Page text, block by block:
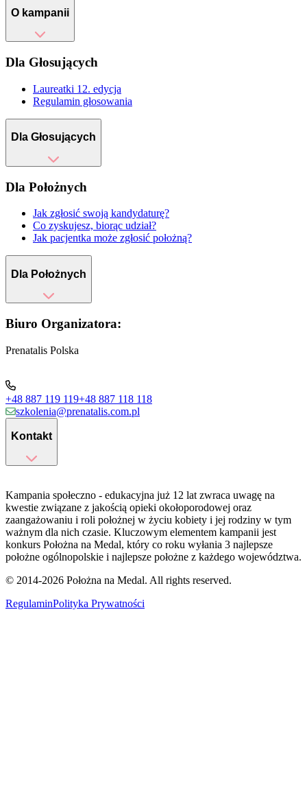
O kampanii
Dla Głosujących
Laureatki 12. edycja
Regulamin głosowania
Dla Głosujących
Dla Położnych
Jak zgłosić swoją kandydaturę?
Co zyskujesz, biorąc udział?
Jak pacjentka może zgłosić położną?
Dla Położnych
Biuro Organizatora:
Prenatalis Polska
+48 887 119 119+48 887 118 118
szkolenia@prenatalis.com.pl
Kontakt
Kampania społeczno - edukacyjna już 12 lat zwraca uwagę na
kwestie związane z jakością opieki okołoporodowej oraz
zaangażowaniu i roli położnej w życiu kobiety i jej rodziny w tym
ważnym dla nich czasie. Kluczowym elementem kampanii jest
konkurs Położna na Medal, który co roku wyłania 3 najlepsze
położne ogólnopolskie i najlepsze położne z każdego województwa.
© 2014-2026 Położna na Medal. All rights reserved.
RegulaminPolityka Prywatności